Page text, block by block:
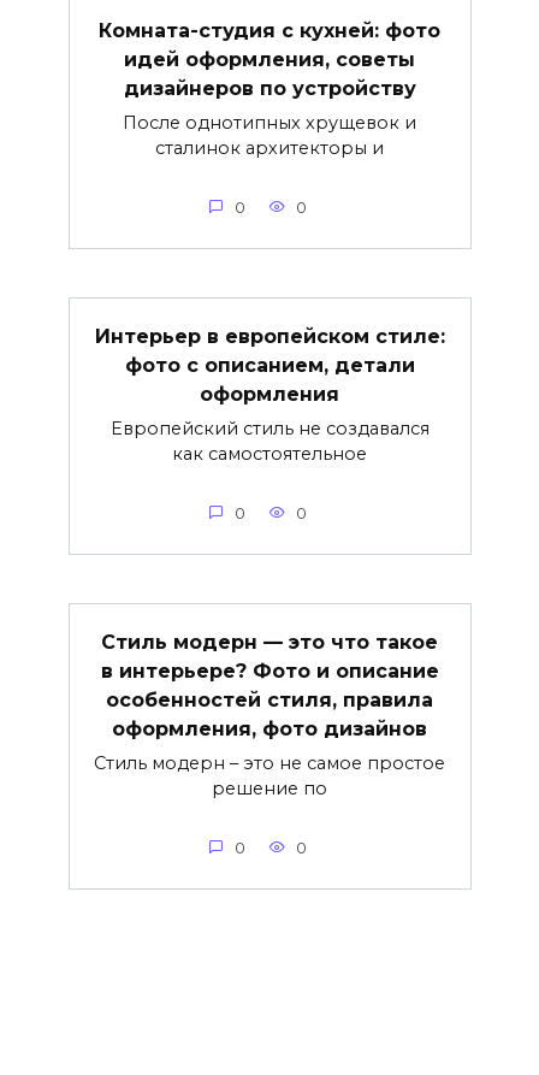
Комната-студия с кухней: фото
идей оформления, советы
дизайнеров по устройству
После однотипных хрущевок и
сталинок архитекторы и
0 0
Интерьер в европейском стиле:
фото с описанием, детали
оформления
Европейский стиль не создавался
как самостоятельное
0 0
Стиль модерн — это что такое
в интерьере? Фото и описание
особенностей стиля, правила
оформления, фото дизайнов
Стиль модерн – это не самое простое
решение по
0 0